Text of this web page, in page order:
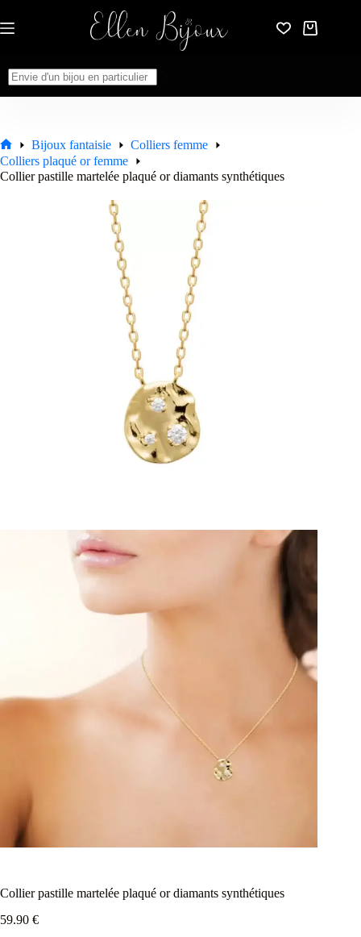
au
contenu
Panier
Accueil
Bijoux fantaisie
Colliers femme
Colliers plaqué or femme
Collier pastille martelée plaqué or diamants synthétiques
Collier pastille martelée plaqué or diamants synthétiques
59.90 €